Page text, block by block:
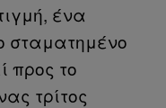
ένα
σταματημένο
προς το
τρίτος